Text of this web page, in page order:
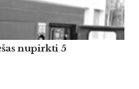
nupirkti 5